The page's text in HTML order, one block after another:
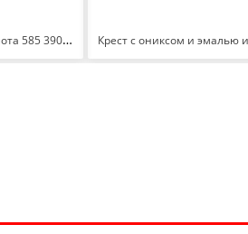
Подвеска с жемчугом из красного золота 585 390-1-1429